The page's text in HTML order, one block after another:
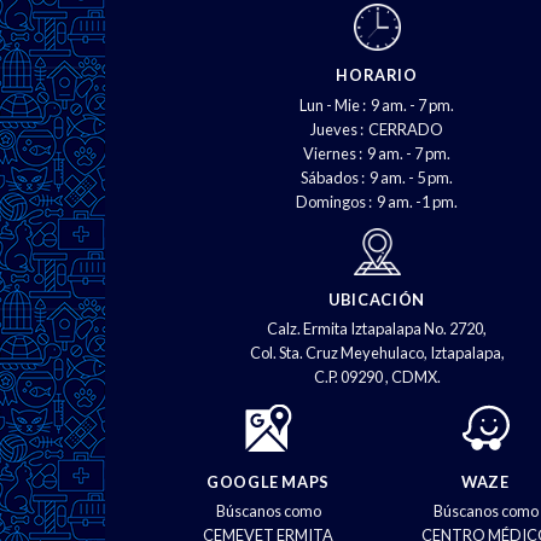
HORARIO
Lun - Mie : 9 am. - 7 pm.
Jueves : CERRADO
Viernes : 9 am. - 7 pm.
Sábados : 9 am. - 5 pm.
Domingos : 9 am. -1 pm.
UBICACIÓN
Calz. Ermita Iztapalapa No. 2720,
Col. Sta. Cruz Meyehulaco, Iztapalapa,
C.P. 09290 , CDMX.
GOOGLE MAPS
Búscanos como
CEMEVET ERMITA
WAZE
Búscanos como
CENTRO